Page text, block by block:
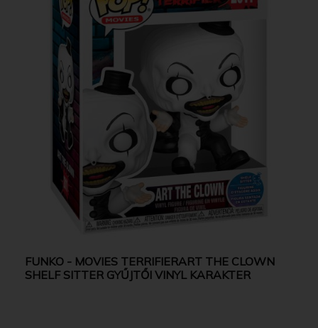
FUNKO - MOVIES TERRIFIERART THE CLOWN
SHELF SITTER GYŰJTŐI VINYL KARAKTER